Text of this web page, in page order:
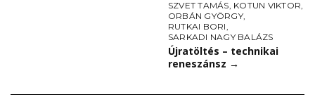
SZVET TAMÁS, KOTUN VIKTOR,
ORBÁN GYÖRGY,
RUTKAI BORI,
SARKADI NAGY BALÁZS
Újratöltés – technikai
reneszánsz →